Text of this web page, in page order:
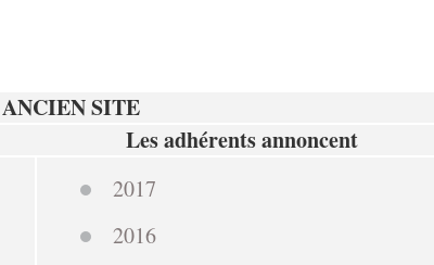
SITE
Les adhérents annoncent
2017
2016